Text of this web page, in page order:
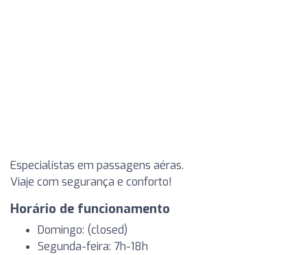
Especialistas em passagens aéras.
Viaje com segurança e conforto!
Horário de funcionamento
Domingo: (closed)
Segunda-feira: 7h-18h